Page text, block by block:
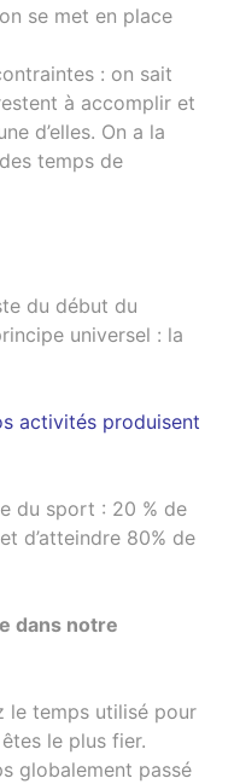
se met en place
: on sait
à accomplir et
d’elles. On a la
temps de
du début du
universel : la
activités produisent
du sport : 20 % de
d’atteindre 80% de
dans notre
le temps utilisé pour
le plus fier.
globalement passé